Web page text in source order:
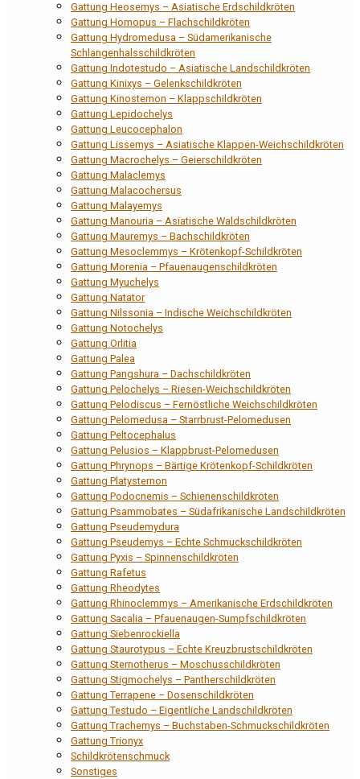
Gattung Heosemys – Asiatische Erdschildkröten
Gattung Homopus – Flachschildkröten
Gattung Hydromedusa – Südamerikanische
Schlangenhalsschildkröten
Gattung Indotestudo – Asiatische Landschildkröten
Gattung Kinixys – Gelenkschildkröten
Gattung Kinosternon – Klappschildkröten
Gattung Lepidochelys
Gattung Leucocephalon
Gattung Lissemys – Asiatische Klappen-Weichschildkröten
Gattung Macrochelys – Geierschildkröten
Gattung Malaclemys
Gattung Malacochersus
Gattung Malayemys
Gattung Manouria – Asiatische Waldschildkröten
Gattung Mauremys – Bachschildkröten
Gattung Mesoclemmys – Krötenkopf-Schildkröten
Gattung Morenia – Pfauenaugenschildkröten
Gattung Myuchelys
Gattung Natator
Gattung Nilssonia – Indische Weichschildkröten
Gattung Notochelys
Gattung Orlitia
Gattung Palea
Gattung Pangshura – Dachschildkröten
Gattung Pelochelys – Riesen-Weichschildkröten
Gattung Pelodiscus – Fernöstliche Weichschildkröten
Gattung Pelomedusa – Starrbrust-Pelomedusen
Gattung Peltocephalus
Gattung Pelusios – Klappbrust-Pelomedusen
Gattung Phrynops – Bärtige Krötenkopf-Schildkröten
Gattung Platysternon
Gattung Podocnemis – Schienenschildkröten
Gattung Psammobates – Südafrikanische Landschildkröten
Gattung Pseudemydura
Gattung Pseudemys – Echte Schmuckschildkröten
Gattung Pyxis – Spinnenschildkröten
Gattung Rafetus
Gattung Rheodytes
Gattung Rhinoclemmys – Amerikanische Erdschildkröten
Gattung Sacalia – Pfauenaugen-Sumpfschildkröten
Gattung Siebenrockiella
Gattung Staurotypus – Echte Kreuzbrustschildkröten
Gattung Sternotherus – Moschusschildkröten
Gattung Stigmochelys – Pantherschildkröten
Gattung Terrapene – Dosenschildkröten
Gattung Testudo – Eigentliche Landschildkröten
Gattung Trachemys – Buchstaben-Schmuckschildkröten
Gattung Trionyx
Schildkrötenschmuck
Sonstiges